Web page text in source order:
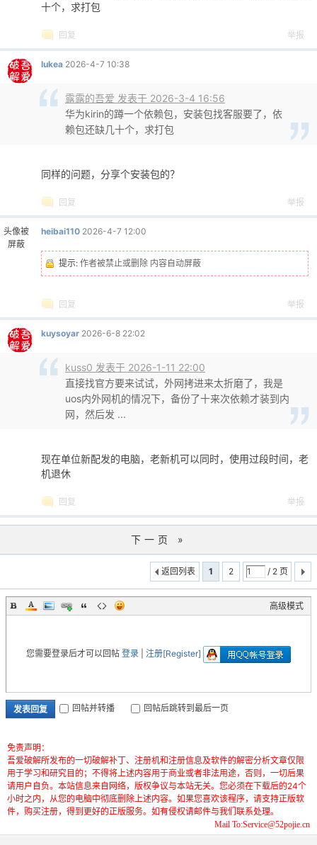
cn
十个，求打包
回复 举报
lukea 2026-4-7 10:38
露露的吾爱 发表于 2026-3-4 16:56
华为kirin的蹲一个依赖包，安装包找客服要了，依
赖包还缺几十个，求打包
同样的问题，分享个安装包的？
回复 举报
头像被
屏蔽
heibai110 2026-4-7 12:00
提示: 作者被禁止或删除 内容自动屏蔽
回复 举报
kuysoyar 2026-6-8 22:02
kuss0 发表于 2026-1-11 22:00
直接找官方要来试试，外网拷进来太折磨了，我是
uos内外网机的情况下，备份了十来次依赖才装到内
网，然后发 ...
现在单位新配发的电脑，老新机可以同时，使用过段时间，老
机退休
回复 举报
下一页 »
1 2 / 2 页
返回列表
高级模式
您需要登录后才可以回帖 登录 注册[Register]
发表回复 回帖并转播 回帖后跳转到最后一页
免责声明：
吾爱破解所发布的一切破解补丁、注册机和注册信息及软件的解密分析文章仅限
用于学习和研究目的；不得将上述内容用于商业或者非法用途，否则，一切后果
请用户自负。本站信息来自网络，版权争议与本站无关。您必须在下载后的24个
小时之内，从您的电脑中彻底删除上述内容。如果您喜欢该程序，请支持正版软
件，购买注册，得到更好的正版服务。如有侵权请邮件与我们联系处理。
Mail To:Service@52pojie.cn